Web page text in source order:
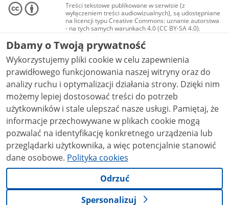
Treści tekstowe publikowane w serwisie (z
wyłączeniem treści audiowizualnych), są udostępniane
na licencji typu Creative Commons: uznanie autorstwa
- na tych samych warunkach 4.0 (CC BY-SA 4.0).
Materiały audiowizualne, w tym zdjęcia, materiały
audio i wideo, są udostępniane na licencji typu
Creative Commons: uznanie autorstwa użycie
niekomercyjne - bez utworów zależnych 4.0 (CC BY-
NC-ND 4.0), o ile nie jest to stwierdzone inaczej.
Dbamy o Twoją prywatność
Wykorzystujemy pliki cookie w celu zapewnienia
prawidłowego funkcjonowania naszej witryny oraz do
analizy ruchu i optymalizacji działania strony. Dzięki nim
możemy lepiej dostosować treści do potrzeb
użytkowników i stale ulepszać nasze usługi. Pamiętaj, że
informacje przechowywane w plikach cookie mogą
pozwalać na identyfikację konkretnego urządzenia lub
przeglądarki użytkownika, a więc potencjalnie stanowić
dane osobowe. Polityka cookies
Odrzuć
Spersonalizuj